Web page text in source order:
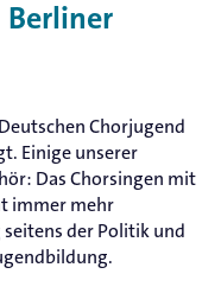
Berliner
Chorjugend
Einige unserer
Das Chorsingen mit
immer mehr
der Politik und